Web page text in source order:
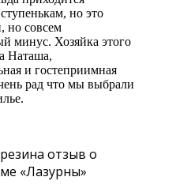
но это
но совсем
минус. Хозяйка этого
Наташа,
и гостеприимная
рад что мы выбрали
отзыв о
«Лазурны»